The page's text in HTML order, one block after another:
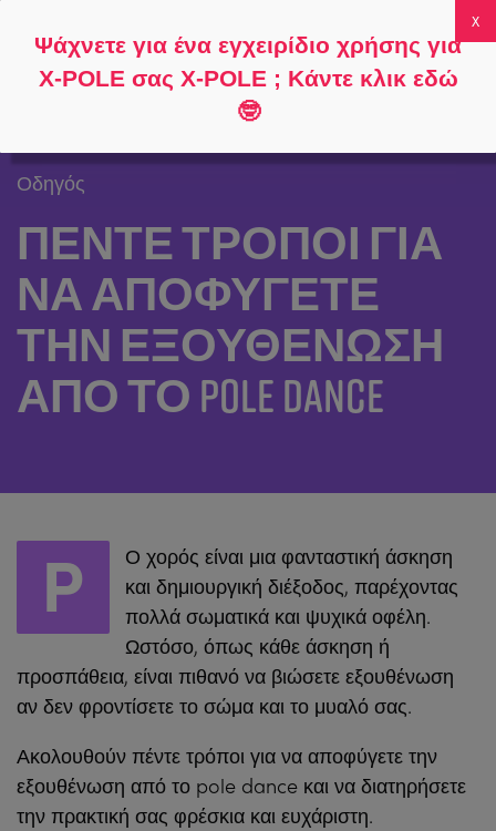
το
το
ερωτήσεις
μου
Οδηγός
ΠΈΝΤΕ ΤΡΌΠΟΙ ΓΙΑ
ΝΑ ΑΠΟΦΎΓΕΤΕ
ΤΗΝ ΕΞΟΥΘΈΝΩΣΗ
ΑΠΌ ΤΟ POLE DANCE
P
Ο χορός είναι μια φανταστική άσκηση
και δημιουργική διέξοδος, παρέχοντας
πολλά σωματικά και ψυχικά οφέλη.
Ωστόσο, όπως κάθε άσκηση ή
προσπάθεια, είναι πιθανό να βιώσετε εξουθένωση
αν δεν φροντίσετε το σώμα και το μυαλό σας.
Ακολουθούν πέντε τρόποι για να αποφύγετε την
εξουθένωση από το pole dance και να διατηρήσετε
την πρακτική σας φρέσκια και ευχάριστη.
Ψάχνετε για ένα εγχειρίδιο χρήσης για
X-POLE σας X-POLE ; Κάντε κλικ εδώ
🤓